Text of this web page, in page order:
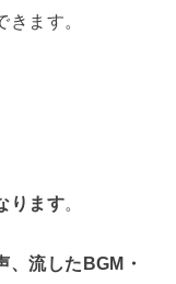
ます。
ります。
、流したBGM・